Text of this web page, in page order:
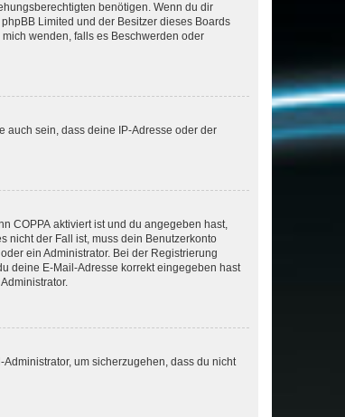
benötigen. Wenn du dir
Limited und der Besitzer dieses Boards
wenden, falls es Beschwerden oder
auch sein, dass deine IP-Adresse oder der
COPPA aktiviert ist und du angegeben hast,
nicht der Fall ist, muss dein Benutzerkonto
ein Administrator. Bei der Registrierung
deine E-Mail-Adresse korrekt eingegeben hast
um sicherzugehen, dass du nicht